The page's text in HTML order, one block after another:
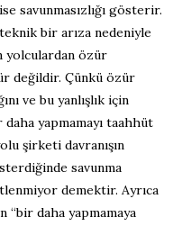
savunmasızlığı gösterir.
bir arıza nedeniyle
yolculardan özür
değildir. Çünkü özür
ve bu yanlışlık için
yapmamayı taahhüt
şirketi davranışın
savunma
demektir. Ayrıca
daha yapmamaya